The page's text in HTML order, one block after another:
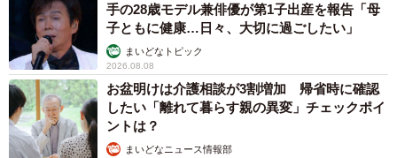
手の28歳モデル兼俳優が第1子出産を報告「母
子ともに健康…日々、大切に過ごしたい」
まいどなトピック
2026.08.08
お盆明けは介護相談が3割増加 帰省時に確認
したい「離れて暮らす親の異変」チェックポイ
ントは？
まいどなニュース情報部